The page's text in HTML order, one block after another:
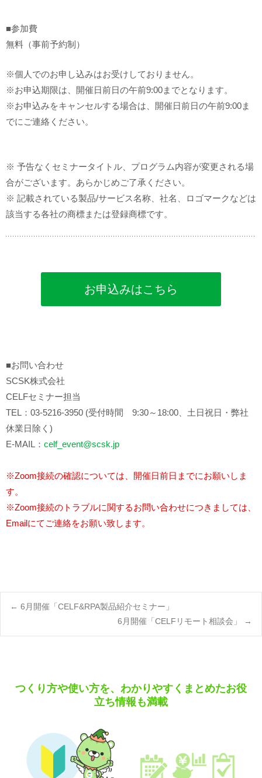
■参加費
無料（事前予約制）
※個人でのお申し込みはお受けしておりません。
※お申込期限は、開催日前日の午前9:00までとなります。
※お申込みをキャンセルする場合は、開催日前日の午前9:00ま
でにご連絡ください。
※ 予告なくセミナータイトル、プログラム内容が変更される場
合がございます。あらかじめご了承ください。
※ 記載されている製品/サービス名称、社名、ロゴマークなどは
該当する各社の商標または登録商標です。
お申込みはこちら
■お問い合わせ
SCSK株式会社
CELFセミナー担当
TEL：03-5216-3950 (受付時間 9:30～18:00、土日祝日・弊社
休業日除く)
E-MAIL： celf_event@scsk.jp
※Zoom接続の確認については、開催日前日までにお願いしま
す。
※Zoom接続のトラブルに関するお問い合わせにつきましては、
Emailにてご連絡をお願い致します。
Post
← 6月開催「CELF&RPA製品紹介セミナー」
6月開催「CELFリモート相談会」
→
つくり方や使い方を、わかりやすくまとめたお役
立ち情報も満載